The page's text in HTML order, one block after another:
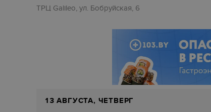
ТРЦ Galileo, ул. Бобруйская, 6
13 АВГУСТА, ЧЕТВЕРГ